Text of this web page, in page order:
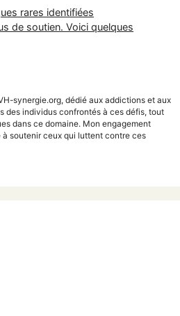
rares identifiées
de soutien. Voici quelques
synergie.org, dédié aux addictions et aux
des individus confrontés à ces défis, tout
dans ce domaine. Mon engagement
soutenir ceux qui luttent contre ces